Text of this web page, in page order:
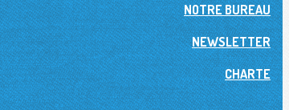
NOTRE BUREAU
NEWSLETTER
CHARTE